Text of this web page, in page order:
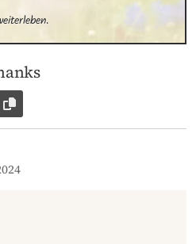
Messenger
via E-Mail
Copy link to page